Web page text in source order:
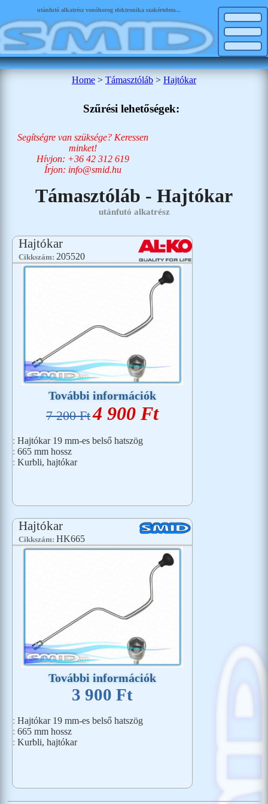
utánfutó alkatrész vonóhorog elektronika szakértelem...
Home > Támasztóláb > Hajtókar
Szűrési lehetőségek:
Segítségre van szüksége? Keressen
minket!
Hívjon: +36 42 312 619
Írjon: info@smid.hu
Támasztóláb - Hajtókar
utánfutó alkatrész
Hajtókar
Cikkszám: 205520
További információk
7 200 Ft4 900 Ft
: Hajtókar 19 mm-es belső hatszög
: 665 mm hossz
: Kurbli, hajtókar
Hajtókar
Cikkszám: HK665
További információk
3 900 Ft
: Hajtókar 19 mm-es belső hatszög
: 665 mm hossz
: Kurbli, hajtókar